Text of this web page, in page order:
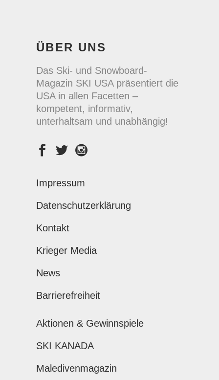
ÜBER UNS
Das Ski- und Snowboard-
Magazin SKI USA präsentiert die
USA in allen Facetten –
kompetent, informativ,
unterhaltsam und unabhängig!
Impressum
Datenschutzerklärung
Kontakt
Krieger Media
News
Barrierefreiheit
Aktionen & Gewinnspiele
SKI KANADA
Maledivenmagazin